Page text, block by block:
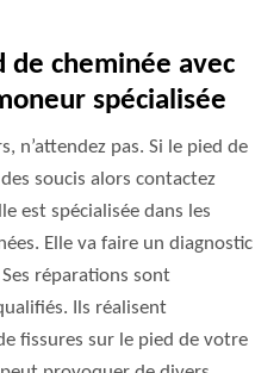
de cheminée avec
spécialisée
n’attendez pas. Si le pied de
soucis alors contactez
est spécialisée dans les
Elle va faire un diagnostic
réparations sont
Ils réalisent
fissures sur le pied de votre